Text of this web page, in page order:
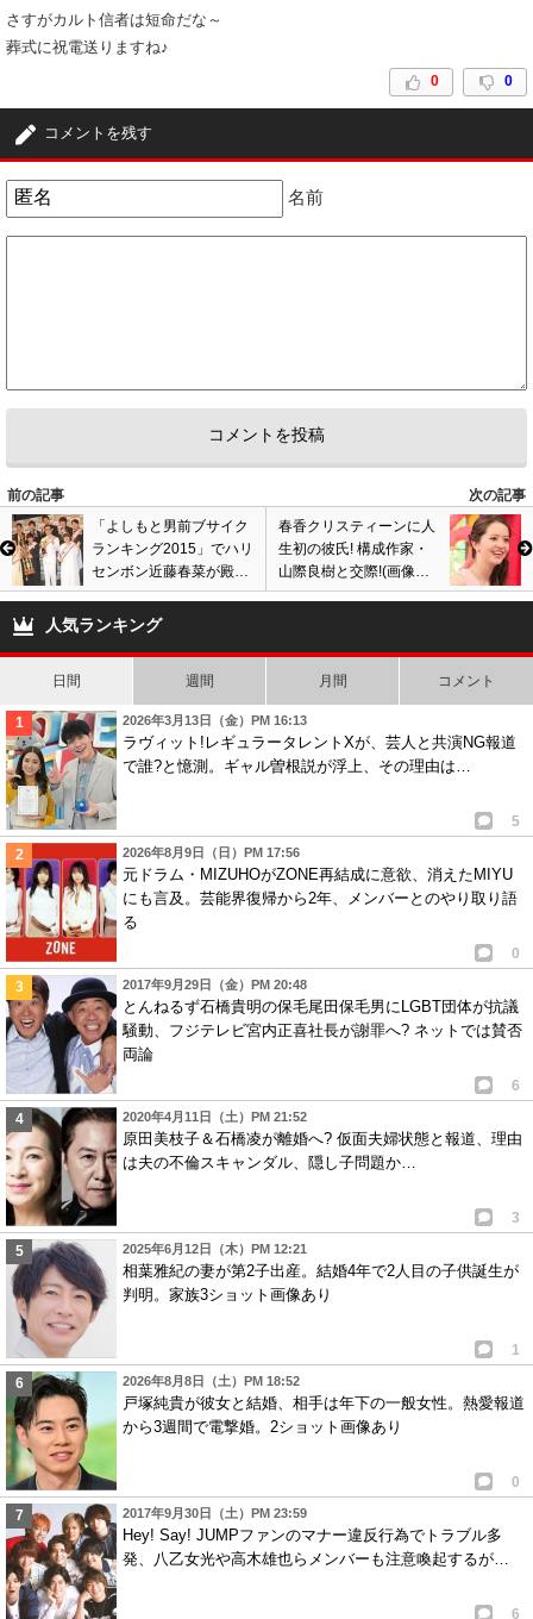
さすがカルト信者は短命だな～
葬式に祝電送りますね♪
0 0
コメントを残す
名前
前の記事
次の記事
「よしもと男前ブサイク
ランキング2015」でハリ
センボン近藤春菜が殿堂
入り! パンサー向井慧が
男前初の1位獲得!
春香クリスティーンに人
生初の彼氏! 構成作家・
山際良樹と交際!(画像あ
り)『好きになった人』で
人気ランキング
日間 週間 月間 コメント
2026年3月13日（金）PM 16:13
ラヴィット!レギュラータレントXが、芸人と共演NG報道
で誰?と憶測。ギャル曽根説が浮上、その理由は…
5
2026年8月9日（日）PM 17:56
元ドラム・MIZUHOがZONE再結成に意欲、消えたMIYU
にも言及。芸能界復帰から2年、メンバーとのやり取り語
る
0
2017年9月29日（金）PM 20:48
とんねるず石橋貴明の保毛尾田保毛男にLGBT団体が抗議
騒動、フジテレビ宮内正喜社長が謝罪へ? ネットでは賛否
両論
6
2020年4月11日（土）PM 21:52
原田美枝子＆石橋凌が離婚へ? 仮面夫婦状態と報道、理由
は夫の不倫スキャンダル、隠し子問題か…
3
2025年6月12日（木）PM 12:21
相葉雅紀の妻が第2子出産。結婚4年で2人目の子供誕生が
判明。家族3ショット画像あり
1
2026年8月8日（土）PM 18:52
戸塚純貴が彼女と結婚、相手は年下の一般女性。熱愛報道
から3週間で電撃婚。2ショット画像あり
0
2017年9月30日（土）PM 23:59
Hey! Say! JUMPファンのマナー違反行為でトラブル多
発、八乙女光や高木雄也らメンバーも注意喚起するが…
6